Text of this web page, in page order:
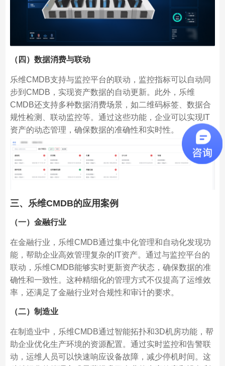
（四）数据消费与联动
乐维CMDB支持与监控平台的联动，监控指标可以自动同
步到CMDB，实现资产数据的自动更新。此外，乐维
CMDB还支持多种数据消费场景，如二维码标签、数据合
规性检测、联动监控等。通过这些功能，企业可以实现IT
资产的动态管理，确保数据的准确性和实时性。
三、乐维CMDB的应用案例
（一）金融行业
在金融行业，乐维CMDB通过集中化管理和自动化发现功
能，帮助企业高效管理复杂的IT资产。通过与监控平台的
联动，乐维CMDB能够实时更新资产状态，确保数据的准
确性和一致性。这种精细化的管理方式不仅提高了运维效
率，还满足了金融行业对合规性和审计的要求。
（二）制造业
在制造业中，乐维CMDB通过智能拓扑和3D机房功能，帮
助企业优化生产环境的资源配置。通过实时监控和告警联
动，运维人员可以快速响应设备故障，减少停机时间。这